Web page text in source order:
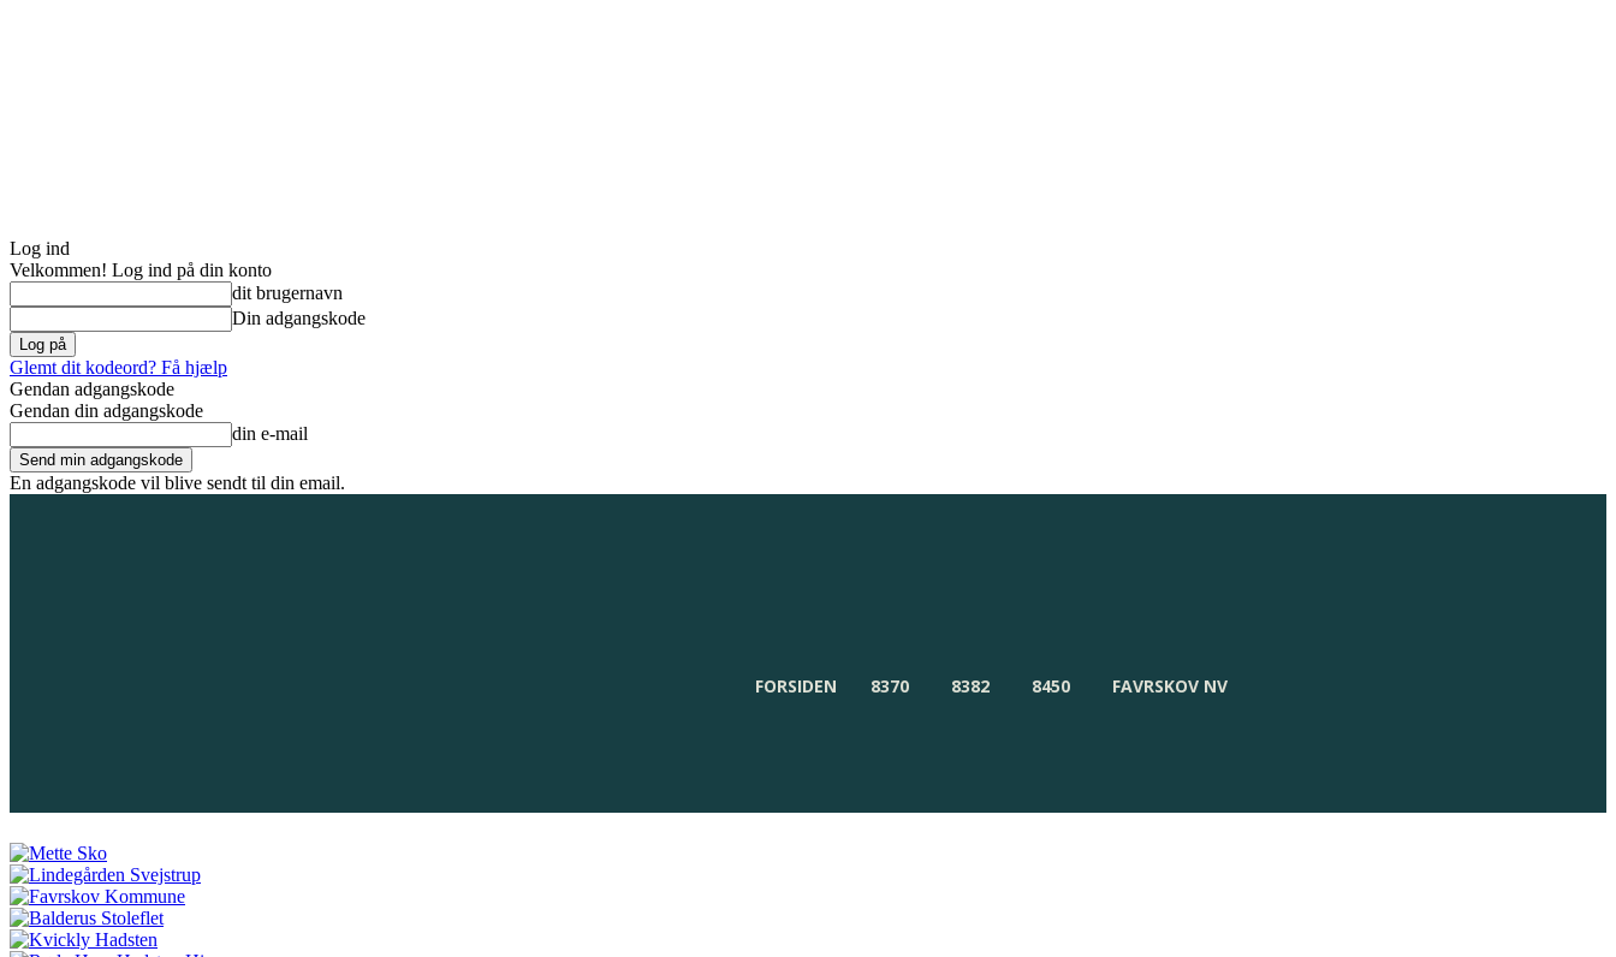
Log ind
Velkommen! Log ind på din konto
dit brugernavn
Din adgangskode
Glemt dit kodeord? Få hjælp
Gendan adgangskode
Gendan din adgangskode
din e-mail
En adgangskode vil blive sendt til din email.
FORSIDEN 8370 8382 8450 FAVRSKOV NV